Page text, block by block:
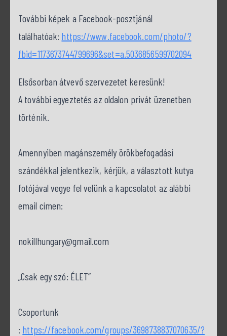
További képek a Facebook-posztjánál
találhatóak: https://www.facebook.com/photo/?
fbid=1173673744799696&set=a.5036856599702094
Elsősorban átvevő szervezetet keresünk!
A további egyeztetés az oldalon privát üzenetben
történik.
Amennyiben magánszemély örökbefogadási
szándékkal jelentkezik, kérjük, a választott kutya
fotójával vegye fel velünk a kapcsolatot az alábbi
email címen:
nokillhungary@gmail.com
„Csak egy szó: ÉLET”
Csoportunk
: https://facebook.com/groups/3698738837070635/?